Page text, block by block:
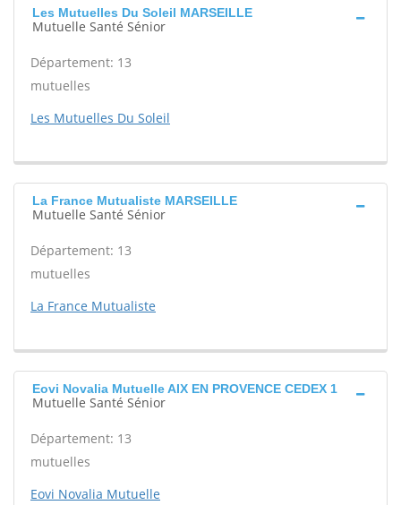
Les Mutuelles Du Soleil MARSEILLE
Mutuelle Santé Sénior
Département: 13
mutuelles
Les Mutuelles Du Soleil
La France Mutualiste MARSEILLE
Mutuelle Santé Sénior
Département: 13
mutuelles
La France Mutualiste
Eovi Novalia Mutuelle AIX EN PROVENCE CEDEX 1
Mutuelle Santé Sénior
Département: 13
mutuelles
Eovi Novalia Mutuelle